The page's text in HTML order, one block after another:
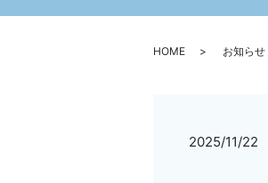
HOME お知らせ
2025/11/22